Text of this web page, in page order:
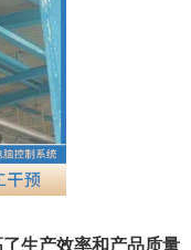
生产效率和产品质量